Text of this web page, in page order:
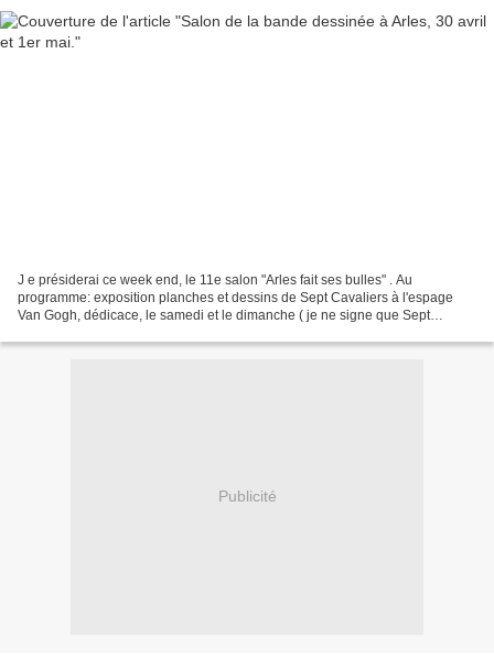
J e présiderai ce week end, le 11e salon "Arles fait ses bulles" . Au
programme: exposition planches et dessins de Sept Cavaliers à l'espage
Van Gogh, dédicace, le samedi et le dimanche ( je ne signe que Sept
Publicité